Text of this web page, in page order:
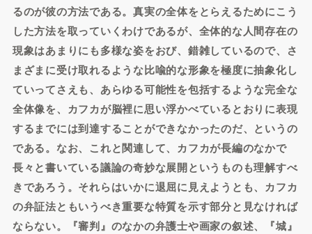
るのが彼の方法である。真実の全体をとらえるためにこう
した方法を取っていくわけであるが、全体的な人間存在の
現象はあまりにも多様な姿をおび、錯雑しているので、さ
まざまに受け取れるような比喩的な形象を極度に抽象化し
ていってさえも、あらゆる可能性を包括するような完全な
全体像を、カフカが脳裡に思い浮かべているとおりに表現
するまでには到達することができなかったのだ、というの
である。なお、これと関連して、カフカが長編のなかで
長々と書いている議論の奇妙な展開というものも理解すべ
きであろう。それらはいかに退屈に見えようとも、カフカ
の弁証法ともいうべき重要な特質を示す部分と見なければ
ならない。『審判』のなかの弁護士や画家の叙述、『城』